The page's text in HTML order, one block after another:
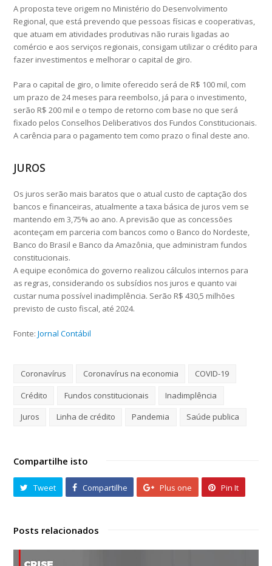
A proposta teve origem no Ministério do Desenvolvimento
Regional, que está prevendo que pessoas físicas e cooperativas,
que atuam em atividades produtivas não rurais ligadas ao
comércio e aos serviços regionais, consigam utilizar o crédito para
fazer investimentos e melhorar o capital de giro.
Para o capital de giro, o limite oferecido será de R$ 100 mil, com
um prazo de 24 meses para reembolso, já para o investimento,
serão R$ 200 mil e o tempo de retorno com base no que será
fixado pelos Conselhos Deliberativos dos Fundos Constitucionais.
A carência para o pagamento tem como prazo o final deste ano.
JUROS
Os juros serão mais baratos que o atual custo de captação dos
bancos e financeiras, atualmente a taxa básica de juros vem se
mantendo em 3,75% ao ano. A previsão que as concessões
aconteçam em parceria com bancos como o Banco do Nordeste,
Banco do Brasil e Banco da Amazônia, que administram fundos
constitucionais.
A equipe econômica do governo realizou cálculos internos para
as regras, considerando os subsídios nos juros e quanto vai
custar numa possível inadimplência. Serão R$ 430,5 milhões
previsto de custo fiscal, até 2024.
Fonte:Jornal Contábil
Coronavírus Coronavírus na economia
COVID-19
Crédito
Fundos constitucionais
Inadimplência
Juros
Linha de crédito Pandemia Saúde publica
Compartilhe isto
Tweet Compartilhe Plus one Pin It
Posts relacionados